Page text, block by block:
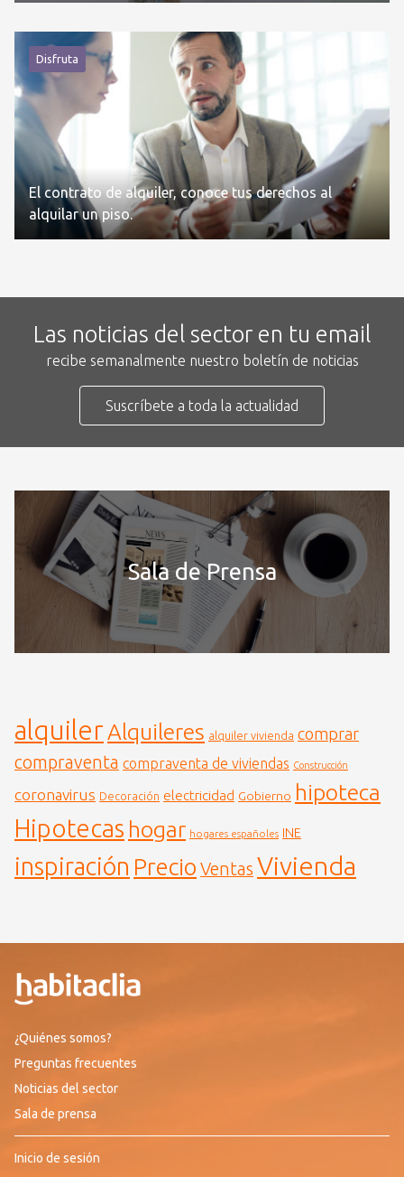
Disfruta
El contrato de alquiler, conoce tus derechos al
alquilar un piso.
Las noticias del sector en tu email
recibe semanalmente nuestro boletín de noticias
Suscríbete a toda la actualidad
Sala de Prensa
alquiler Alquileres alquiler vivienda comprar
compraventa compraventa de viviendas Construcción
coronavirus Decoración electricidad Gobierno hipoteca
Hipotecas hogar hogares españoles INE
inspiración Precio Ventas Vivienda
¿Quiénes somos?
Preguntas frecuentes
Noticias del sector
Sala de prensa
Inicio de sesión